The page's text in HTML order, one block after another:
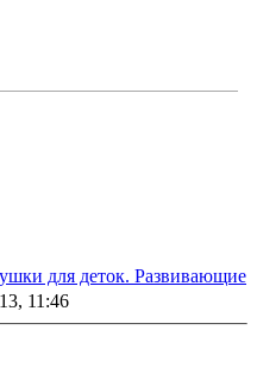
для деток. Развивающие
11:46